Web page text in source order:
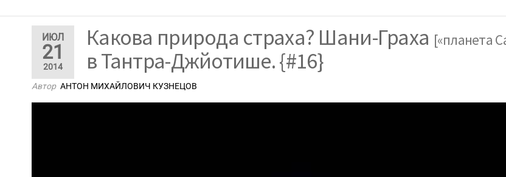
ИЮЛ
21
2014
Какова природа страха? Шани-Граха [«планета
в Тантра-Джйотише. {#16}
Автор АНТОН МИХАЙЛОВИЧ КУЗНЕЦОВ